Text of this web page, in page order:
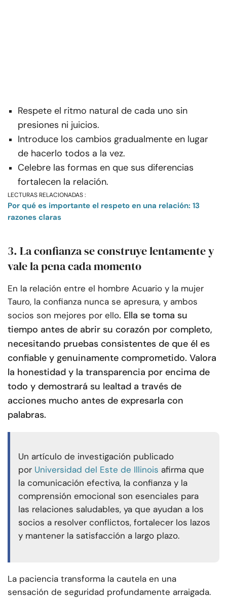
Respete el ritmo natural de cada uno sin
presiones ni juicios.
Introduce los cambios gradualmente en lugar
de hacerlo todos a la vez.
Celebre las formas en que sus diferencias
fortalecen la relación.
LECTURAS RELACIONADAS :
Por qué es importante el respeto en una relación: 13
razones claras
3. La confianza se construye lentamente y
vale la pena cada momento
En la relación entre el hombre Acuario y la mujer
Tauro, la confianza nunca se apresura, y ambos
socios son mejores por ello. Ella se toma su
tiempo antes de abrir su corazón por completo,
necesitando pruebas consistentes de que él es
confiable y genuinamente comprometido. Valora
la honestidad y la transparencia por encima de
todo y demostrará su lealtad a través de
acciones mucho antes de expresarla con
palabras.
Un artículo de investigación publicado
por Universidad del Este de Illinois afirma que
la comunicación efectiva, la confianza y la
comprensión emocional son esenciales para
las relaciones saludables, ya que ayudan a los
socios a resolver conflictos, fortalecer los lazos
y mantener la satisfacción a largo plazo.
La paciencia transforma la cautela en una
sensación de seguridad profundamente arraigada.